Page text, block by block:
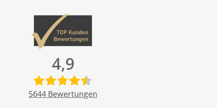
4,9
5644 Bewertungen